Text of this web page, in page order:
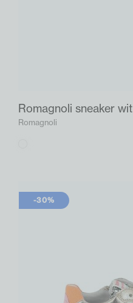
Romagnoli sneaker wit
Romagnoli
-30%